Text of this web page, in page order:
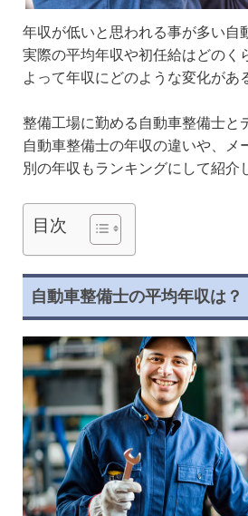
年収が低いと思われる事が多い自
実際の平均年収や初任給はどのく
よって年収にどのような変化があ
整備工場に勤める自動車整備士と
自動車整備士の年収の違いや、メ
別の年収もランキングにして紹介
目次
自動車整備士の平均年収は？